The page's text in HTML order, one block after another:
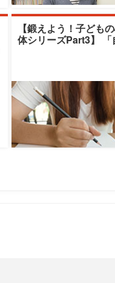
【鍛えよう！子ども
体シリーズPart3】 「自閉